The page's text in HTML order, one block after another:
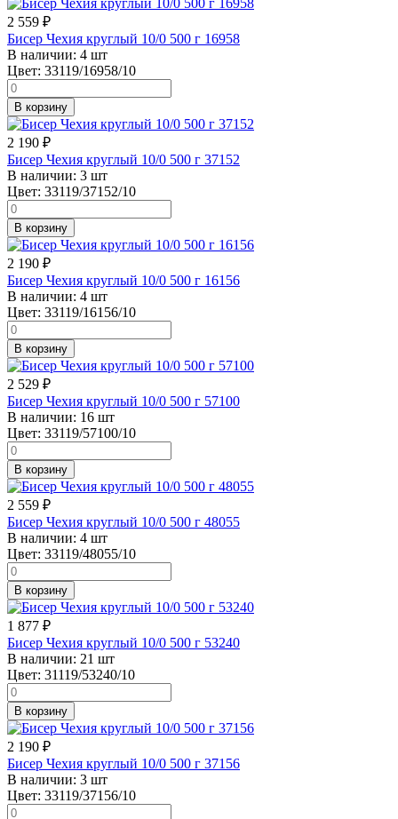
2 559 ₽
Бисер Чехия круглый 10/0 500 г 16958
В наличии: 4 шт
Цвет: 33119/16958/10
В корзину
2 190 ₽
Бисер Чехия круглый 10/0 500 г 37152
В наличии: 3 шт
Цвет: 33119/37152/10
В корзину
2 190 ₽
Бисер Чехия круглый 10/0 500 г 16156
В наличии: 4 шт
Цвет: 33119/16156/10
В корзину
2 529 ₽
Бисер Чехия круглый 10/0 500 г 57100
В наличии: 16 шт
Цвет: 33119/57100/10
В корзину
2 559 ₽
Бисер Чехия круглый 10/0 500 г 48055
В наличии: 4 шт
Цвет: 33119/48055/10
В корзину
1 877 ₽
Бисер Чехия круглый 10/0 500 г 53240
В наличии: 21 шт
Цвет: 31119/53240/10
В корзину
2 190 ₽
Бисер Чехия круглый 10/0 500 г 37156
В наличии: 3 шт
Цвет: 33119/37156/10